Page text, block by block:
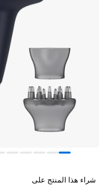
شراء هذا المنتج على